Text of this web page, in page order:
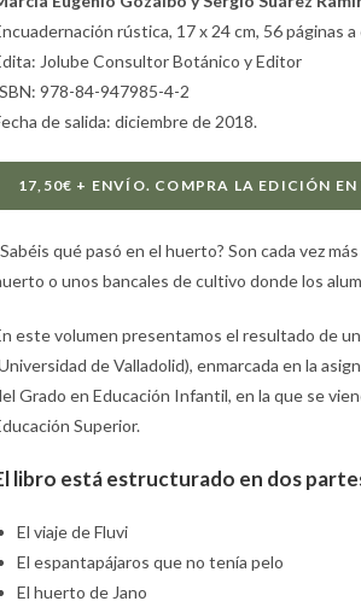
rústica, 17 x 24 cm, 56 páginas a
Jolube Consultor Botánico y Editor
978-84-947985-4-2
de salida: diciembre de 2018.
17,50€ + ENVÍO. COMPRA LA EDICIÓN
qué pasó en el huerto? Son cada vez
o unos bancales de cultivo donde los
este volumen presentamos el resultado de
de Valladolid), enmarcada en la
Grado en Educación Infantil, en la que se
Superior.
libro está estructurado en dos
El viaje de Fluvi
El espantapájaros que no tenía pelo
El huerto de Jano